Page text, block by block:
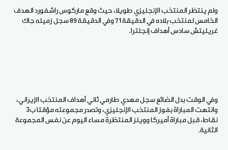
ولم ينتظر المنتخب الإنجليزي طويلا، حيث وقع ماركوس راشفورد الهدف
الخامس لمنتخب بلاده في الدقيقة 71 وفي الدقيقة 89 سجل زميله جاك
غريليتش سادس أهداف إنجلترا.
وفي الوقت بدل الضائع سجل مهدي طارمي ثاني أهداف المنتخب الإيراني،
وانتهت المباراة بفوز المنتخب الإنجليزي، وتصدر مجموعته مؤقتا ب3
نقاط، قبل مباراة أميركا وويلز المنتظرة مساء اليوم عن نفس المجموعة
الثانية.